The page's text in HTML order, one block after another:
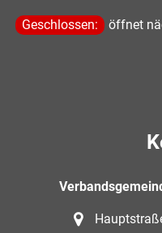
Klicken, um weitere
Geschlossen: öffnet